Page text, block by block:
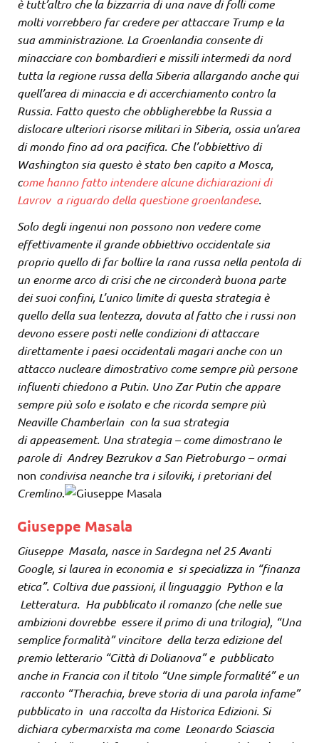
è tutt’altro che la bizzarria di una nave di folli come
molti vorrebbero far credere per attaccare Trump e la
sua amministrazione. La Groenlandia consente di
minacciare con bombardieri e missili intermedi da nord
tutta la regione russa della Siberia allargando anche qui
quell’area di minaccia e di accerchiamento contro la
Russia. Fatto questo che obbligherebbe la Russia a
dislocare ulteriori risorse militari in Siberia, ossia un’area
di mondo fino ad ora pacifica. Che l’obbiettivo di
Washington sia questo è stato ben capito a Mosca,
come hanno fatto intendere alcune dichiarazioni di
Lavrov a riguardo della questione groenlandese.
Solo degli ingenui non possono non vedere come
effettivamente il grande obbiettivo occidentale sia
proprio quello di far bollire la rana russa nella pentola di
un enorme arco di crisi che ne circonderà buona parte
dei suoi confini, L’unico limite di questa strategia è
quello della sua lentezza, dovuta al fatto che i russi non
devono essere posti nelle condizioni di attaccare
direttamente i paesi occidentali magari anche con un
attacco nucleare dimostrativo come sempre più persone
influenti chiedono a Putin. Uno Zar Putin che appare
sempre più solo e isolato e che ricorda sempre più
Neaville Chamberlain con la sua strategia
di appeasement. Una strategia – come dimostrano le
parole di Andrey Bezrukov a San Pietroburgo – ormai
non condivisa neanche tra i siloviki, i pretoriani del
Cremlino.
Giuseppe Masala
Giuseppe Masala, nasce in Sardegna nel 25 Avanti
Google, si laurea in economia e si specializza in “finanza
etica”. Coltiva due passioni, il linguaggio Python e la
Letteratura. Ha pubblicato il romanzo (che nelle sue
ambizioni dovrebbe essere il primo di una trilogia), “Una
semplice formalità” vincitore della terza edizione del
premio letterario “Città di Dolianova” e pubblicato
anche in Francia con il titolo “Une simple formalité” e un
racconto “Therachia, breve storia di una parola infame”
pubblicato in una raccolta da Historica Edizioni. Si
dichiara cybermarxista ma come Leonardo Sciascia